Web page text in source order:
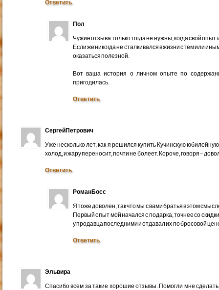
Ответить
Пол
Чужие отзыва только тогда не нужны, когда свой
Если же никогда не сталкивался в жизни с тем или
оказаться полезной.
Вот ваша история о личном опыте по
пригодилась.
Ответить
СергейПетрович
Уже несколько лет, как я решился купить Кучинскую
холод, и жару переносит, почти не болеет. Короче, говоря –
Ответить
РоманБосс
Я тоже доволен, так что мы с вами братья в этом
Первый опыт мой начался с подарка, точнее со
у продавца последними и отдавал их по бросовой
Ответить
Эльвира
Спасибо всем за такие хорошие отзывы. Помогли мне